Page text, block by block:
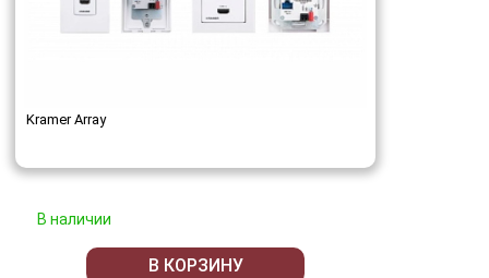
Kramer Array
В наличии
В КОРЗИНУ